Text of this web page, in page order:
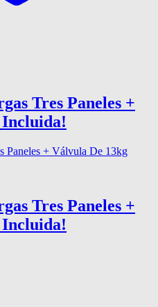
Tres Paneles +
Tres Paneles +